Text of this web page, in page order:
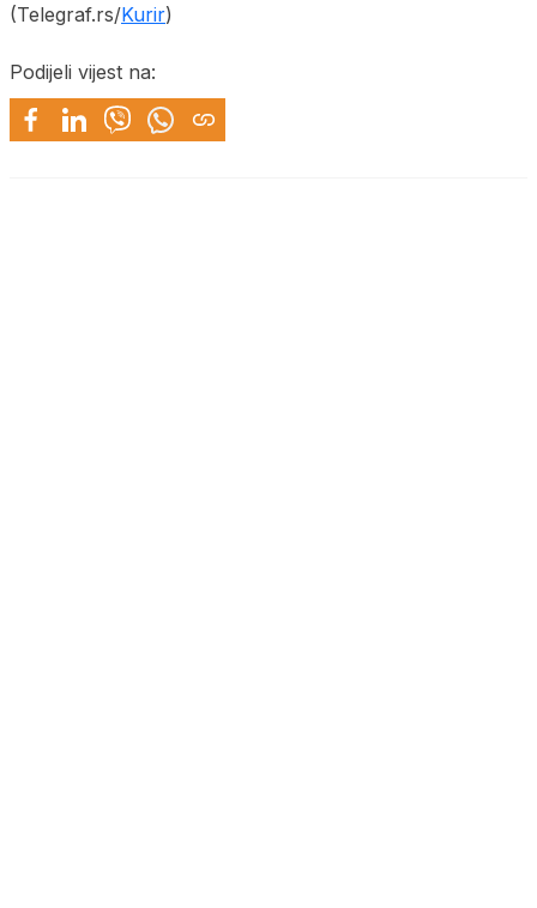
(Telegraf.rs/Kurir)
Podijeli vijest na: